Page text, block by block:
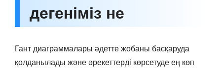
дегеніміз не
Гант диаграммалары әдетте жобаны басқаруда
қолданылады және әрекеттерді көрсетуде ең көп